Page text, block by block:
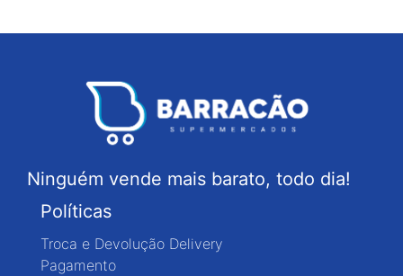
Ninguém vende mais barato, todo dia!
Políticas
Troca e Devolução Delivery
Pagamento